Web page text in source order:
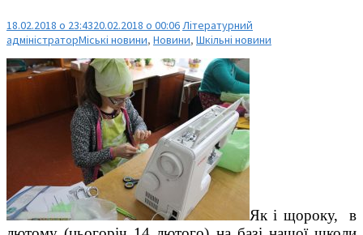
18.02.2018 о 23:4320.02.2018 о 00:06Літературний
адміністраторМіські новини, Новини, Шкільні новини
Як і щороку, в